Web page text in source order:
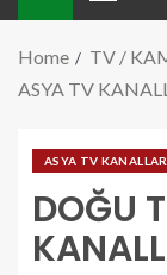
Home TV /
ASYA TV
ASYA TV
DOĞU